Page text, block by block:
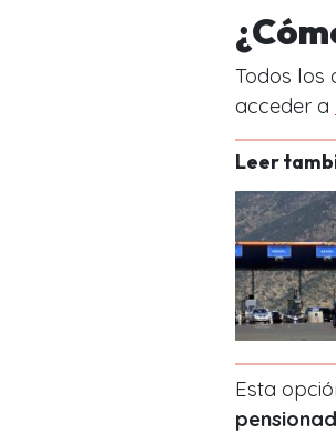
Todos los
acceder a
Leer
Esta